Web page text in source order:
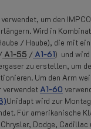
um den
Wird in
/ Haube), die mit
A1-55 / A1-61) und wird
zu erstellen, um
Um den Arm
verwendet A1-60
Unidapt wird zur
Für amerikanische
Dodge, Cadillac